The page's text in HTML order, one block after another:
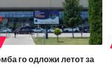
го одложи летот за